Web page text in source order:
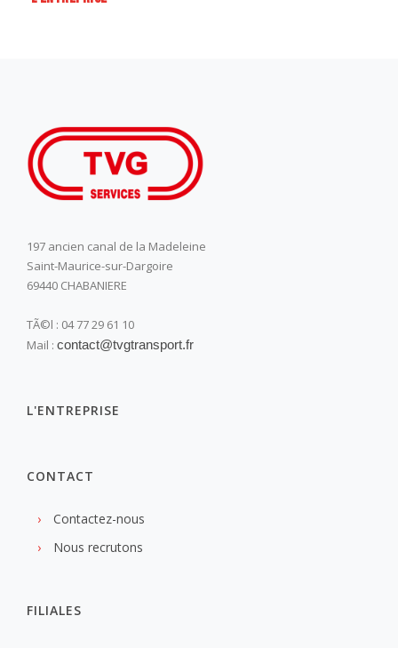
197 ancien canal de la Madeleine
Saint-Maurice-sur-Dargoire
69440 CHABANIERE
TÃ©l : 04 77 29 61 10
Mail : contact@tvgtransport.fr
L'ENTREPRISE
CONTACT
Contactez-nous
Nous recrutons
FILIALES